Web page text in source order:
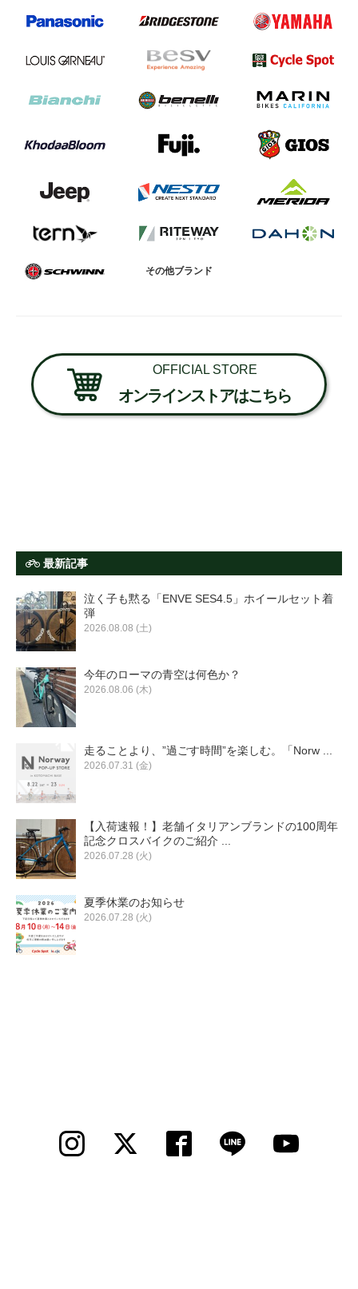
会社概要
個人情報保護
その他ブランド
OFFICIAL STORE
オンラインストアはこちら
最新記事
泣く子も黙る「ENVE SES4.5」ホイールセット着
弾
2026.08.08 (土)
今年のローマの青空は何色か？
2026.08.06 (木)
走ることより、”過ごす時間”を楽しむ。「Norw ...
2026.07.31 (金)
【入荷速報！】老舗イタリアンブランドの100周年
記念クロスバイクのご紹介 ...
2026.07.28 (火)
夏季休業のお知らせ
2026.07.28 (火)